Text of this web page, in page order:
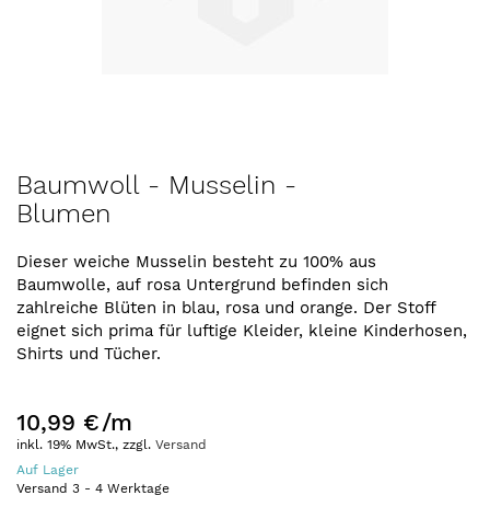
Anfang
der
springen
Baumwoll - Musselin -
Blumen
Dieser weiche Musselin besteht zu 100% aus
Baumwolle, auf rosa Untergrund befinden sich
zahlreiche Blüten in blau, rosa und orange. Der Stoff
eignet sich prima für luftige Kleider, kleine Kinderhosen,
Shirts und Tücher.
10,99 €/m
inkl. 19% MwSt., zzgl. Versand
Auf Lager
Versand 3 - 4 Werktage